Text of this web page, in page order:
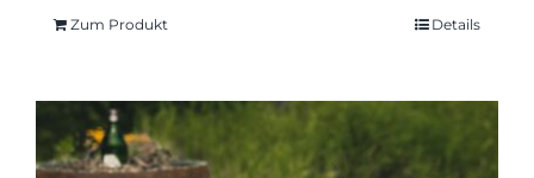
Zum Produkt Details